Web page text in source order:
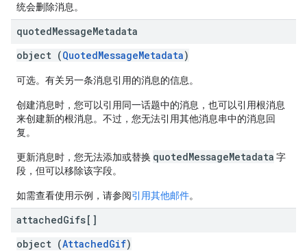
统会删除消息。
quotedMessageMetadata
object (QuotedMessageMetadata)
可选。有关另一条消息引用的消息的信息。
创建消息时，您可以引用同一话题中的消息，也可以引用根消息
来创建新的根消息。不过，您无法引用其他消息串中的消息回
复。
更新消息时，您无法添加或替换 quotedMessageMetadata 字
段，但可以移除该字段。
如需查看使用示例，请参阅引用其他邮件。
attachedGifs[]
object (AttachedGif)